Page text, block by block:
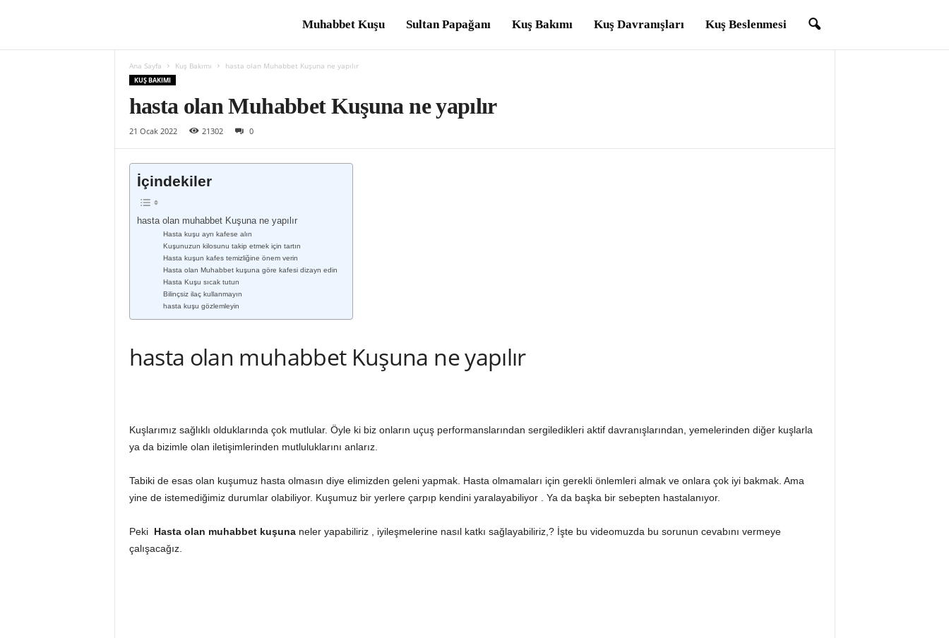
ş
l
a
Muhabbet Kuşu Sultan Papağanı Kuş Bakımı Kuş Davranışları Kuş Beslenmesi
Ana Sayfa Kuş Bakımı hasta olan Muhabbet Kuşuna ne yapılır
KUŞ BAKIMI
hasta olan Muhabbet Kuşuna ne yapılır
21 Ocak 2022 21302 0
İçindekiler
hasta olan muhabbet Kuşuna ne yapılır
Hasta kuşu ayrı kafese alın
Kuşunuzun kilosunu takip etmek için tartın
Hasta kuşun kafes temizliğine önem verin
Hasta olan Muhabbet kuşuna göre kafesi dizayn edin
Hasta Kuşu sıcak tutun
Bilinçsiz ilaç kullanmayın
hasta kuşu gözlemleyin
hasta olan muhabbet Kuşuna ne yapılır
Kuşlarımız sağlıklı olduklarında çok mutlular. Öyle ki biz onların uçuş performanslarından sergiledikleri aktif davranışlarından, yemelerinden diğer kuşlarla
ya da bizimle olan iletişimlerinden mutluluklarını anlarız.
Tabiki de esas olan kuşumuz hasta olmasın diye elimizden geleni yapmak. Hasta olmamaları için gerekli önlemleri almak ve onlara çok iyi bakmak. Ama
yine de istemediğimiz durumlar olabiliyor. Kuşumuz bir yerlere çarpıp kendini yaralayabiliyor . Ya da başka bir sebepten hastalanıyor.
Peki Hasta olan muhabbet kuşunaneler yapabiliriz , iyileşmelerine nasıl katkı sağlayabiliriz,? İşte bu videomuzda bu sorunun cevabını vermeye
çalışacağız.